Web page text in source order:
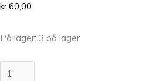
kr.60,00
På lager: 3 på lager